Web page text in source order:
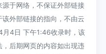
于网络，不保证外部链接
外部链接的指向，不由云
4日 下午1:46收录时，该
后期网页的内容如出现违